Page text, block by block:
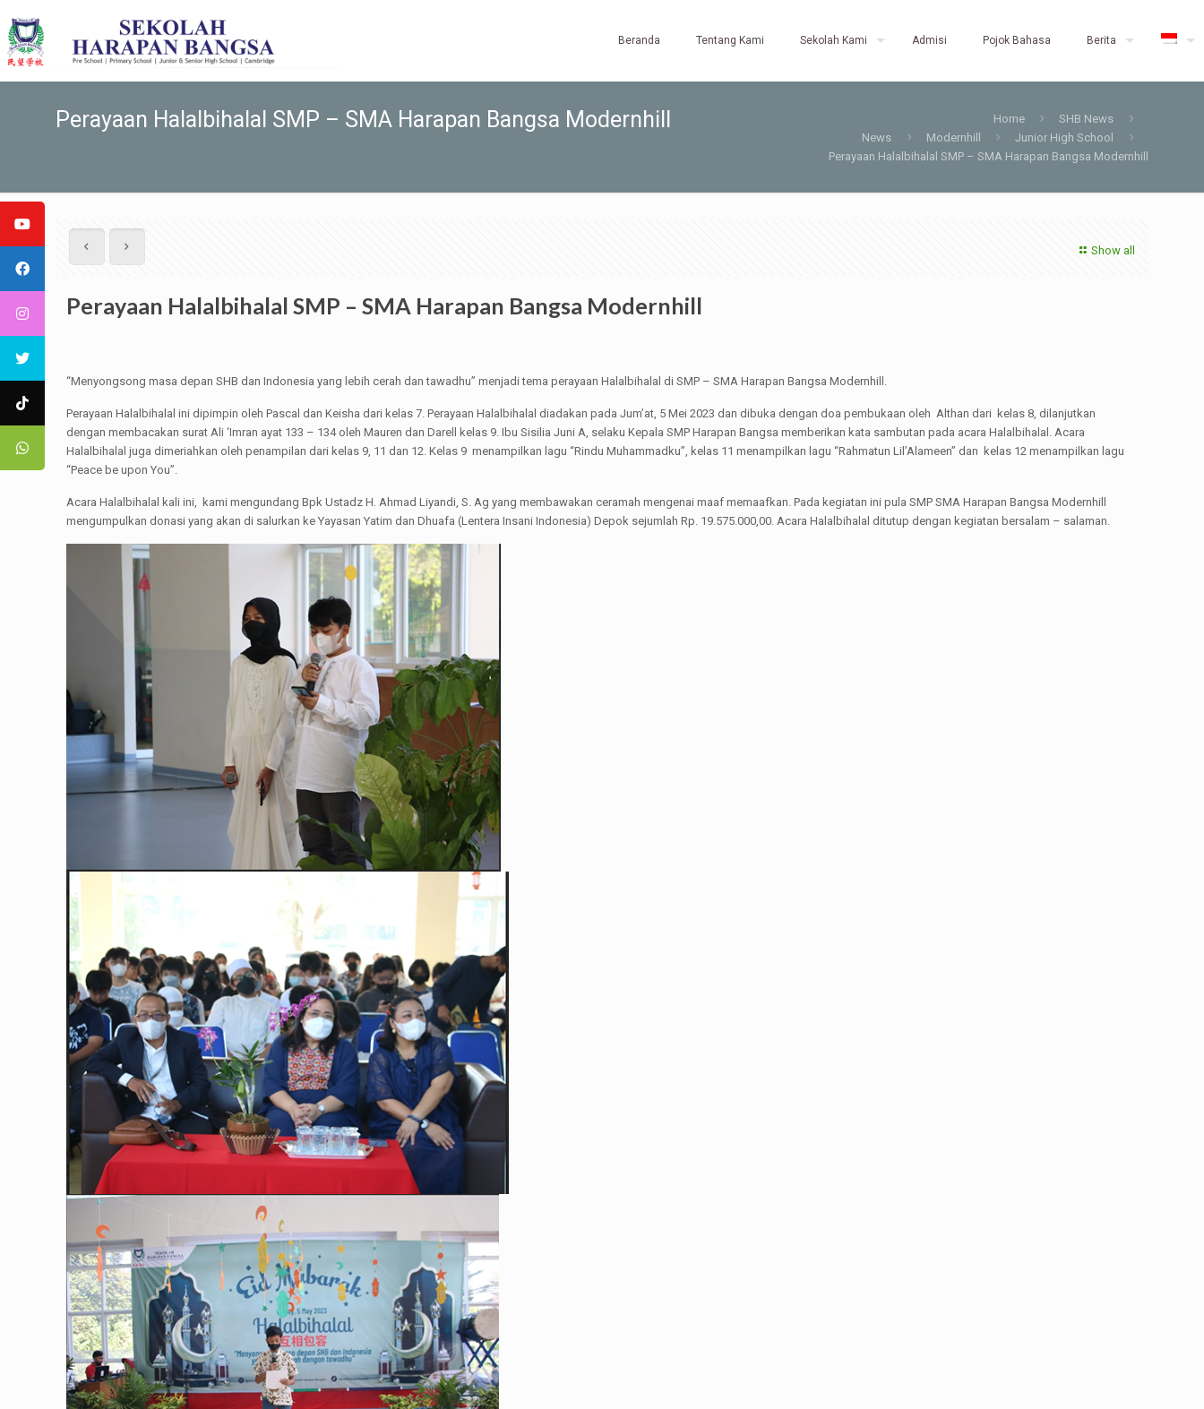
Beranda Tentang Kami Sekolah Kami Admisi Pojok Bahasa Berita
Perayaan Halalbihalal SMP – SMA Harapan Bangsa Modernhill Home
SHB News
News
Modernhill
Junior High School
Perayaan Halalbihalal SMP – SMA Harapan Bangsa Modernhill
Show all
Perayaan Halalbihalal SMP – SMA Harapan Bangsa Modernhill
“Menyongsong masa depan SHB dan Indonesia yang lebih cerah dan tawadhu” menjadi tema perayaan Halalbihalal di SMP – SMA Harapan Bangsa Modernhill.
Perayaan Halalbihalal ini dipimpin oleh Pascal dan Keisha dari kelas 7. Perayaan Halalbihalal diadakan pada Jum’at, 5 Mei 2023 dan dibuka dengan doa pembukaan oleh Althan dari kelas 8, dilanjutkan
dengan membacakan surat Ali ‘Imran ayat 133 – 134 oleh Mauren dan Darell kelas 9. Ibu Sisilia Juni A, selaku Kepala SMP Harapan Bangsa memberikan kata sambutan pada acara Halalbihalal. Acara
Halalbihalal juga dimeriahkan oleh penampilan dari kelas 9, 11 dan 12. Kelas 9 menampilkan lagu “Rindu Muhammadku”, kelas 11 menampilkan lagu “Rahmatun Lil’Alameen” dan kelas 12 menampilkan lagu
“Peace be upon You”.
Acara Halalbihalal kali ini, kami mengundang Bpk Ustadz H. Ahmad Liyandi, S. Ag yang membawakan ceramah mengenai maaf memaafkan. Pada kegiatan ini pula SMP SMA Harapan Bangsa Modernhill
mengumpulkan donasi yang akan di salurkan ke Yayasan Yatim dan Dhuafa (Lentera Insani Indonesia) Depok sejumlah Rp. 19.575.000,00. Acara Halalbihalal ditutup dengan kegiatan bersalam – salaman.